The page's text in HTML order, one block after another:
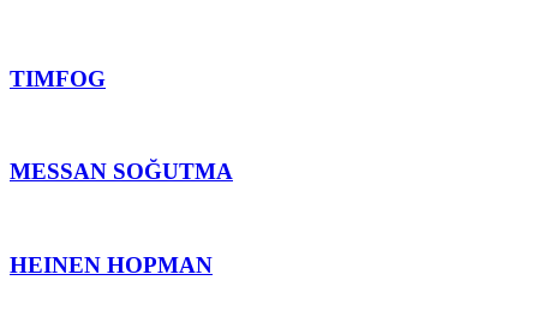
TIMFOG
MESSAN SOĞUTMA
HEINEN HOPMAN